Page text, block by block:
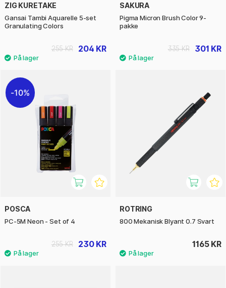
ZIG KURETAKE
Gansai Tambi Aquarelle 5-set
Granulating Colors
204 KR
255 KR
SAKURA
Pigma Micron Brush Color 9-
pakke
301 KR
335 KR
10%
POSCA
PC-5M Neon - Set of 4
230 KR
255 KR
ROTRING
800 Mekanisk Blyant 0.7 Svart
1165 KR